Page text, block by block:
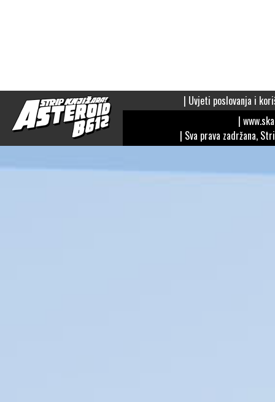
| Uvjeti poslovanja i
|
| Sva prava zadržana,